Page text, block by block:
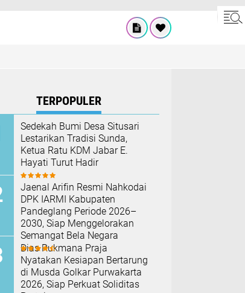
TERPOPULER
Sedekah Bumi Desa Situsari
Lestarikan Tradisi Sunda,
Ketua Ratu KDM Jabar E.
Hayati Turut Hadir
Jaenal Arifin Resmi Nahkodai
DPK IARMI Kabupaten
Pandeglang Periode 2026–
2030, Siap Menggelorakan
Semangat Bela Negara
Dias Rukmana Praja
Nyatakan Kesiapan Bertarung
di Musda Golkar Purwakarta
2026, Siap Perkuat Soliditas